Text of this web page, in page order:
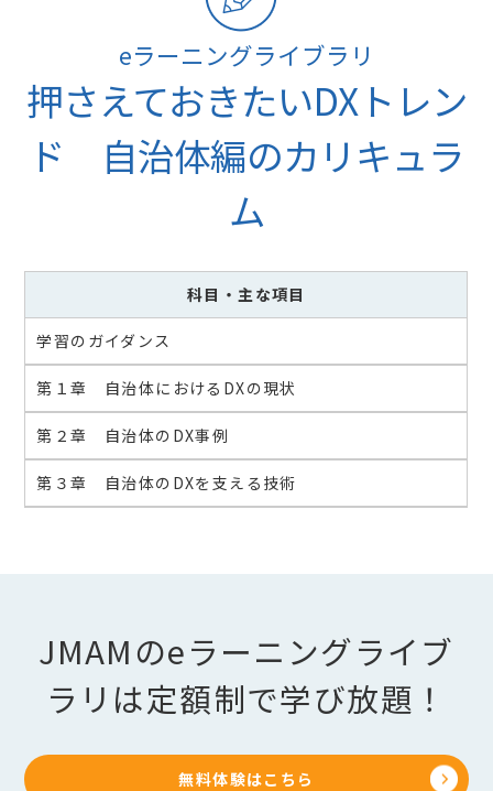
eラーニングライブラリ
押さえておきたいDXトレン
ド 自治体編のカリキュラ
ム
科目 ・主な項目
学習のガイダンス
第１章 自治体におけるDXの現状
第２章 自治体のDX事例
第３章 自治体のDXを支える技術
JMAMのeラーニングライブ
ラリは定額制で学び放題！
無料体験はこちら